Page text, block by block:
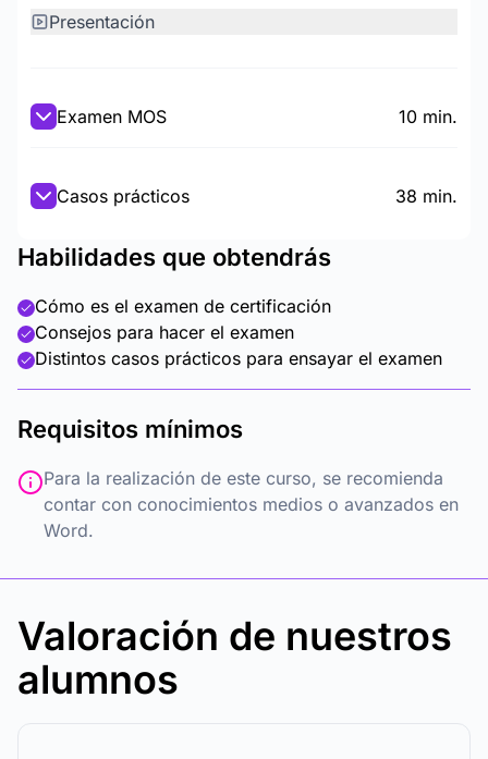
Presentación
Examen MOS 10 min.
Casos prácticos 38 min.
Habilidades que obtendrás
Cómo es el examen de certificación
Consejos para hacer el examen
Distintos casos prácticos para ensayar el examen
Requisitos mínimos
Para la realización de este curso, se recomienda
contar con conocimientos medios o avanzados en
Word.
Valoración de nuestros
alumnos